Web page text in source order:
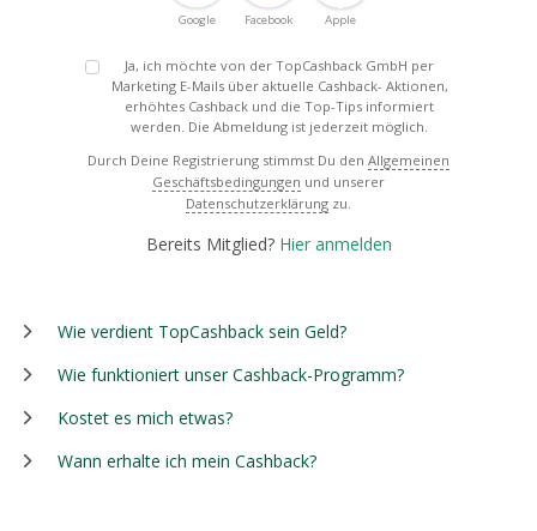
Google Facebook Apple
Ja, ich möchte von der TopCashback GmbH per
Marketing E-Mails über aktuelle Cashback- Aktionen,
erhöhtes Cashback und die Top-Tips informiert
werden. Die Abmeldung ist jederzeit möglich.
Durch Deine Registrierung stimmst Du den Allgemeinen
Geschäftsbedingungen und unserer
Datenschutzerklärung zu.
Bereits Mitglied? Hier anmelden
Wie verdient TopCashback sein Geld?
Wie funktioniert unser Cashback-Programm?
Kostet es mich etwas?
Wann erhalte ich mein Cashback?